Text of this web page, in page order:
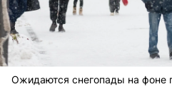
Ожидаются снегопады на фоне